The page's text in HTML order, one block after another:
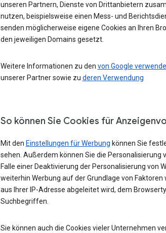
unseren Partnern, Dienste von Drittanbietern
nutzen, beispielsweise einen Mess- und
senden möglicherweise eigene Cookies an Ihren
den jeweiligen Domains gesetzt.
Weitere Informationen zu den von Google
unserer Partner sowie zu deren Verwendung
So können Sie Cookies für
Mit den Einstellungen für Werbung können Sie
sehen. Außerdem können Sie die Personalisierung
Falle einer Deaktivierung der Personalisierung von
weiterhin Werbung auf der Grundlage von
aus Ihrer IP-Adresse abgeleitet wird, dem
Suchbegriffen.
Sie können auch die Cookies vieler Unternehmen